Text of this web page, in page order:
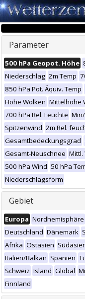
Parameter
500 hPa Geopot. Höhe
Niederschlag 2m Temp
850 hPa Pot. Äquiv. Temp
Hohe Wolken Mittelhohe
700 hPa Rel. Feuchte
Spitzenwind 2m Rel.
Gesamtbedeckungsgrad
Gesamt-Neuschnee Mittl.
500 hPa Wind 50 hPa
Niederschlagsform
Gebiet
Europa Nordhemisphäre
Deutschland Dänemark
Afrika Ostasien
Italien/Balkan Spanien
Schweiz Island Global
Finnland